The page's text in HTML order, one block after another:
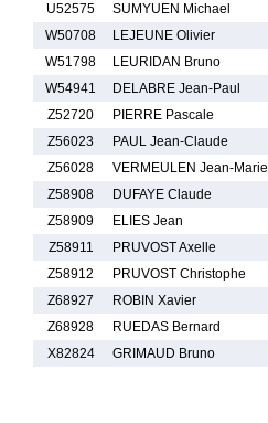
U52575
SUMYUEN Michael
W50708
LEJEUNE Olivier
W51798
LEURIDAN Bruno
W54941
DELABRE Jean-Paul
Z52720
PIERRE Pascale
Z56023
PAUL Jean-Claude
Z56028
VERMEULEN Jean-Marie
Z58908
DUFAYE Claude
Z58909
ELIES Jean
Z58911
PRUVOST Axelle
Z58912
PRUVOST Christophe
Z68927
ROBIN Xavier
Z68928
RUEDAS Bernard
X82824
GRIMAUD Bruno